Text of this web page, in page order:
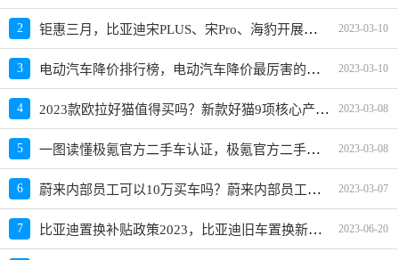
2 钜惠三月，比亚迪宋PLUS、宋Pro、海豹开展限时优惠活动 2023-03-10
3 电动汽车降价排行榜，电动汽车降价最厉害的品牌是？ 2023-03-10
4 2023款欧拉好猫值得买吗？新款好猫9项核心产品力重磅升级 2023-03-08
5 一图读懂极氪官方二手车认证，极氪官方二手车入口上线 2023-03-08
6 蔚来内部员工可以10万买车吗？蔚来内部员工爆料 2023-03-07
7 比亚迪置换补贴政策2023，比亚迪旧车置换新车价格表 2023-06-20